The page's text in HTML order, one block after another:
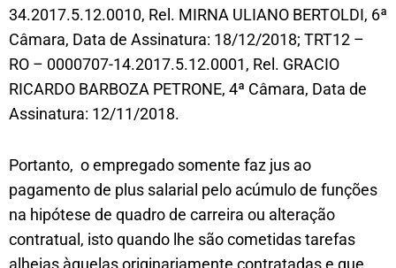
34.2017.5.12.0010, Rel. MIRNA ULIANO BERTOLDI, 6ª
Câmara, Data de Assinatura: 18/12/2018; TRT12 –
RO – 0000707-14.2017.5.12.0001, Rel. GRACIO
RICARDO BARBOZA PETRONE, 4ª Câmara, Data de
Assinatura: 12/11/2018.
Portanto, o empregado somente faz jus ao
pagamento de plus salarial pelo acúmulo de funções
na hipótese de quadro de carreira ou alteração
contratual, isto quando lhe são cometidas tarefas
alheias àquelas originariamente contratadas e que